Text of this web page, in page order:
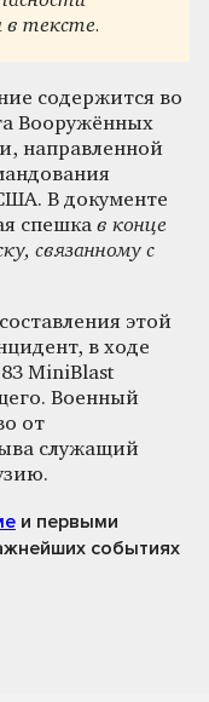
тексте.
содержится во
Вооружённых
направленной
В документе
спешка в конце
связанному с
этой
в ходе
MiniBlast
Военный
от
служащий
и первыми
событиях